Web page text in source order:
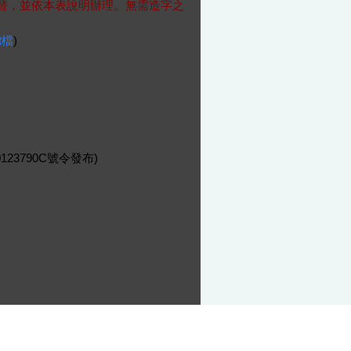
，並依本表說明辦理。無需造字之
)
號令發布)